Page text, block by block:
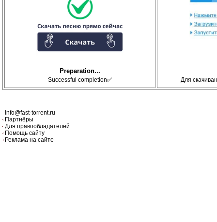
Preparation...
Successful completion✅ Для
info@fast-torrent.ru
Партнёры
Для правообладателей
Помощь сайту
Реклама на сайте